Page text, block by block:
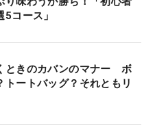
コース」
ときのカバンのマナー ボ
トートバッグ？それともリ